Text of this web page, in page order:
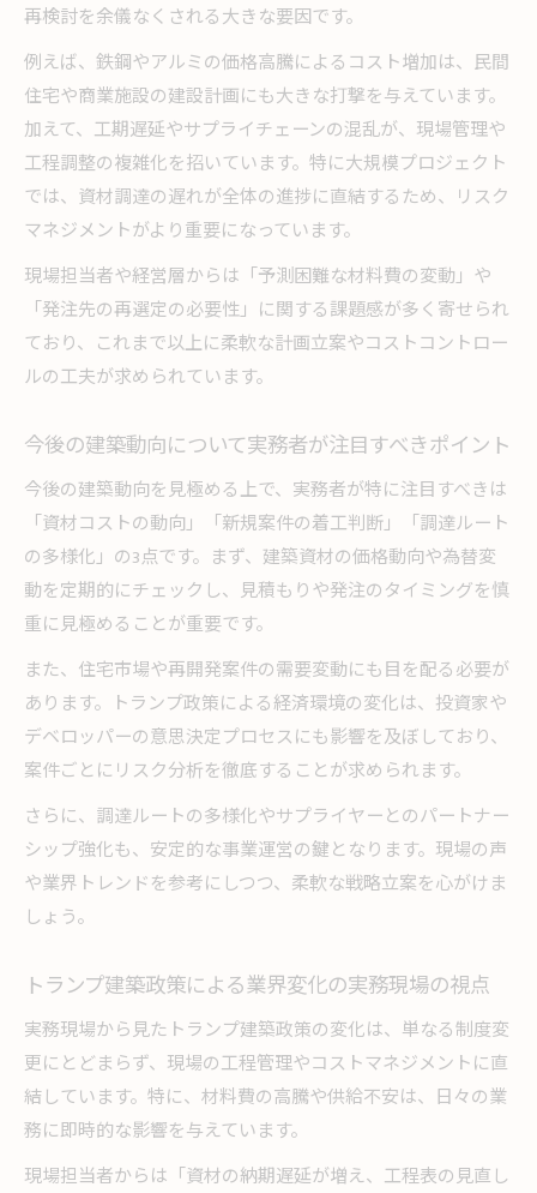
再検討を余儀なくされる大きな要因です。
例えば、鉄鋼やアルミの価格高騰によるコスト増加は、民間
住宅や商業施設の建設計画にも大きな打撃を与えています。
加えて、工期遅延やサプライチェーンの混乱が、現場管理や
工程調整の複雑化を招いています。特に大規模プロジェクト
では、資材調達の遅れが全体の進捗に直結するため、リスク
マネジメントがより重要になっています。
現場担当者や経営層からは「予測困難な材料費の変動」や
「発注先の再選定の必要性」に関する課題感が多く寄せられ
ており、これまで以上に柔軟な計画立案やコストコントロー
ルの工夫が求められています。
今後の建築動向について実務者が注目すべきポイント
今後の建築動向を見極める上で、実務者が特に注目すべきは
「資材コストの動向」「新規案件の着工判断」「調達ルート
の多様化」の3点です。まず、建築資材の価格動向や為替変
動を定期的にチェックし、見積もりや発注のタイミングを慎
重に見極めることが重要です。
また、住宅市場や再開発案件の需要変動にも目を配る必要が
あります。トランプ政策による経済環境の変化は、投資家や
デベロッパーの意思決定プロセスにも影響を及ぼしており、
案件ごとにリスク分析を徹底することが求められます。
さらに、調達ルートの多様化やサプライヤーとのパートナー
シップ強化も、安定的な事業運営の鍵となります。現場の声
や業界トレンドを参考にしつつ、柔軟な戦略立案を心がけま
しょう。
トランプ建築政策による業界変化の実務現場の視点
実務現場から見たトランプ建築政策の変化は、単なる制度変
更にとどまらず、現場の工程管理やコストマネジメントに直
結しています。特に、材料費の高騰や供給不安は、日々の業
務に即時的な影響を与えています。
現場担当者からは「資材の納期遅延が増え、工程表の見直し